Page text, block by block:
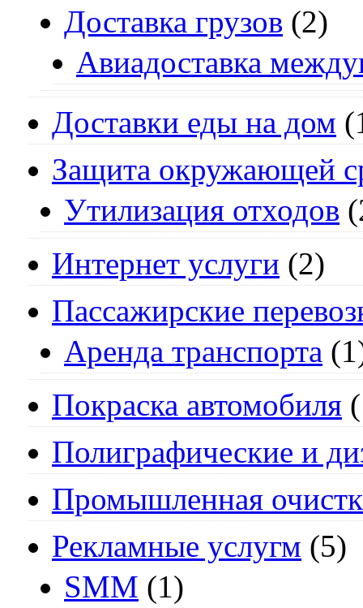
Доставка грузов (2)
Авиадоставка
Доставки еды на дом
Защита окружающей
Утилизация отходов
Интернет услуги (2)
Пассажирские
Аренда транспорта
Покраска автомобиля
Полиграфические и
Промышленная
Рекламные услугм (5)
SMM (1)